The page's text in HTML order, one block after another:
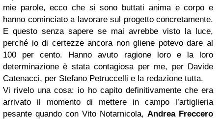
mie parole, ecco che si sono buttati anima e corpo e
hanno cominciato a lavorare sul progetto concretamente.
E questo senza sapere se mai avrebbe visto la luce,
perché io di certezze ancora non gliene potevo dare al
100 per cento. Hanno avuto ragione loro e la loro
determinazione è stata contagiosa per me, per Davide
Catenacci, per Stefano Petruccelli e la redazione tutta.
Vi rivelo una cosa: io ho capito definitivamente che era
arrivato il momento di mettere in campo l’artiglieria
pesante quando con Vito Notarnicola, Andrea Freccero